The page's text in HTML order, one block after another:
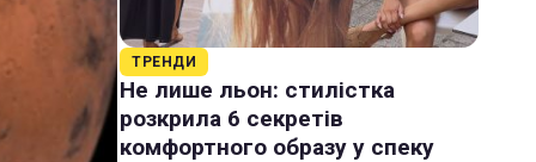
ТРЕНДИ
Не лише льон: стилістка
розкрила 6 секретів
комфортного образу у спеку